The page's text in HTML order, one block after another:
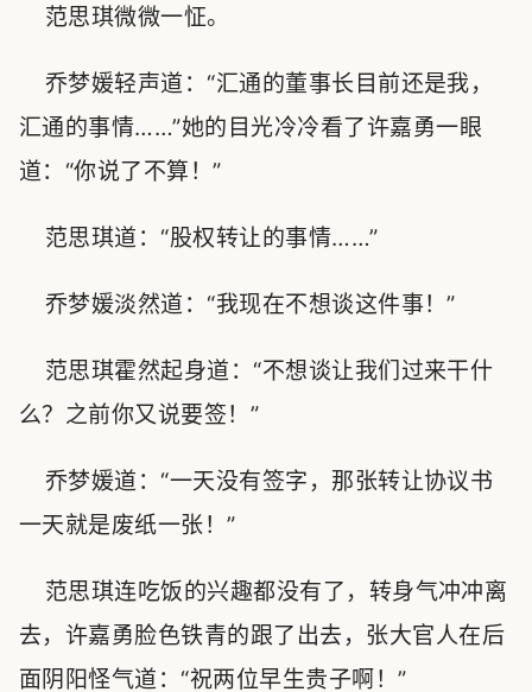
范思琪微微一怔。
乔梦媛轻声道：“汇通的董事长目前还是我，
汇通的事情……”她的目光冷冷看了许嘉勇一眼
道：“你说了不算！”
范思琪道：“股权转让的事情……”
乔梦媛淡然道：“我现在不想谈这件事！”
范思琪霍然起身道：“不想谈让我们过来干什
么？之前你又说要签！”
乔梦媛道：“一天没有签字，那张转让协议书
一天就是废纸一张！”
范思琪连吃饭的兴趣都没有了，转身气冲冲离
去，许嘉勇脸色铁青的跟了出去，张大官人在后
面阴阳怪气道：“祝两位早生贵子啊！”